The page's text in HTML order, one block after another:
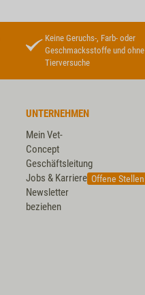
Keine Geruchs-, Farb- oder
Geschmacksstoffe und ohne
Tierversuche
UNTERNEHMEN
Mein Vet-
Concept
Geschäftsleitung
Jobs & Karriere Offene Stellen
Newsletter
beziehen